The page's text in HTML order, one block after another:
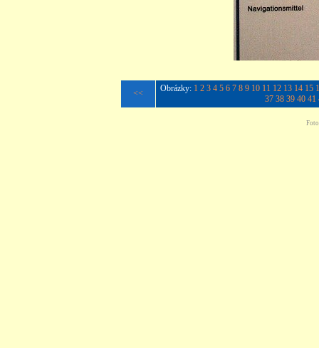
<< Obrázky: 1 2 3 4 5 6 7 8 9 10 11 12 13 14 15
37 38 39 40 41